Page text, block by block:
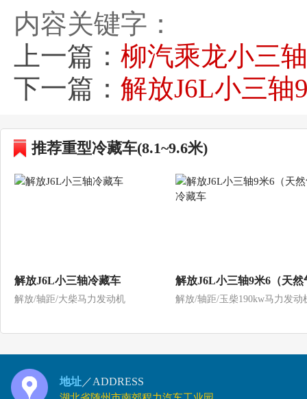
内容关键字：
上一篇： 柳汽乘龙小三
下一篇： 解放J6L小三轴
推荐重型冷藏车(8.1~9.6米)
解放J6L小三轴冷藏车
解放/轴距/大柴马力发动机
解放J6L小三轴9米6（天然
冷藏车
解放/轴距/玉柴190kw马力发动
地址 ／ADDRESS